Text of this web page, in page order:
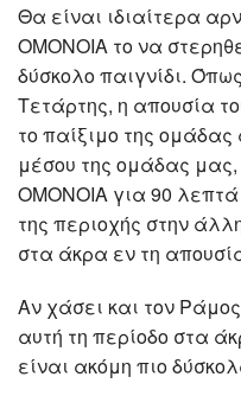
Θα είναι ιδιαίτερα
ΟΜΟΝΟΙΑ το να
δύσκολο παιγνίδι.
Τετάρτης, η απουσία
το παίξιμο της ομάδας
μέσου της ομάδας
ΟΜΟΝΟΙΑ για 90
της περιοχής στην
στα άκρα εν τη
Αν χάσει και τον
αυτή τη περίοδο στα
είναι ακόμη πιο